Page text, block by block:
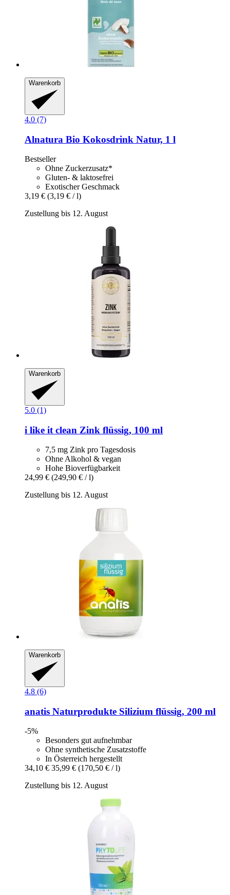
Warenkorb
4.0 (7)
Alnatura Bio Kokosdrink Natur, 1 l
Bestseller
Ohne Zuckerzusatz*
Gluten- & laktosefrei
Exotischer Geschmack
3,19 € (3,19 € / l)
Zustellung bis 12. August
Warenkorb
5.0 (1)
i like it clean Zink flüssig, 100 ml
7,5 mg Zink pro Tagesdosis
Ohne Alkohol & vegan
Hohe Bioverfügbarkeit
24,99 € (249,90 € / l)
Zustellung bis 12. August
Warenkorb
4.8 (6)
anatis Naturprodukte Silizium flüssig, 200 ml
-5%
Besonders gut aufnehmbar
Ohne synthetische Zusatzstoffe
In Österreich hergestellt
34,10 € 35,99 € (170,50 € / l)
Zustellung bis 12. August